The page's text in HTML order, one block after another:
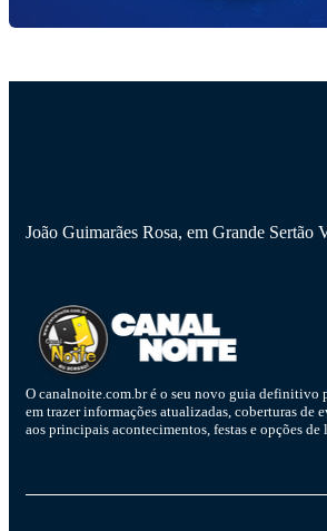
João Guimarães Rosa, em Grande Sertão
O canalnoite.com.br é o seu novo guia definitivo
em trazer informações atualizadas, coberturas de
aos principais acontecimentos, festas e opções de